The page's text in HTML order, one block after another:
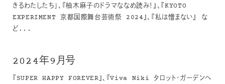
きるわたしたち」、『柚木麻子のドラマななめ読み！』、『KYOTO
EXPERIMENT 京都国際舞台芸術祭 2024』、『私は憎まない』 な
ど...
2024年9月号
『SUPER HAPPY FOREVER』、『Viva Niki タロット・ガーデンへ